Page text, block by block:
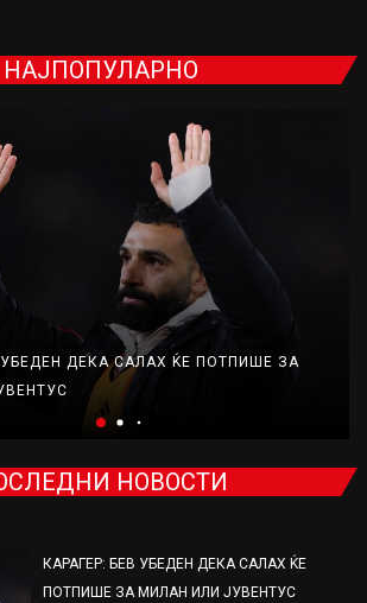
НАЈПОПУЛАРНО
УБЕДЕН ДЕКА САЛАХ ЌЕ ПОТПИШЕ ЗА
НОВОСТИ
КАРАГЕР: БЕВ УБЕДЕН ДЕКА САЛАХ ЌЕ
ПОТПИШЕ ЗА МИЛАН ИЛИ ЈУВЕНТУС